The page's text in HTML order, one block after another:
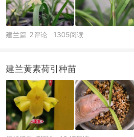
建兰篇 2评论 1305阅读
建兰黄素荷引种苗